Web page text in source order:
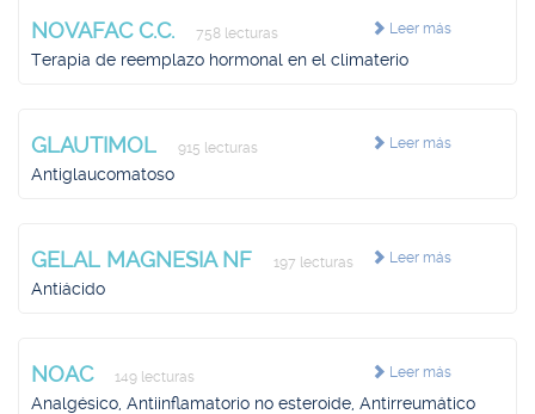
Leer más
NOVAFAC C.C. 758 lecturas
Terapia de reemplazo hormonal en el climaterio
Leer más
GLAUTIMOL 915 lecturas
Antiglaucomatoso
Leer más
GELAL MAGNESIA NF 197 lecturas
Antiácido
Leer más
NOAC 149 lecturas
Analgésico, Antiinflamatorio no esteroide, Antirreumático